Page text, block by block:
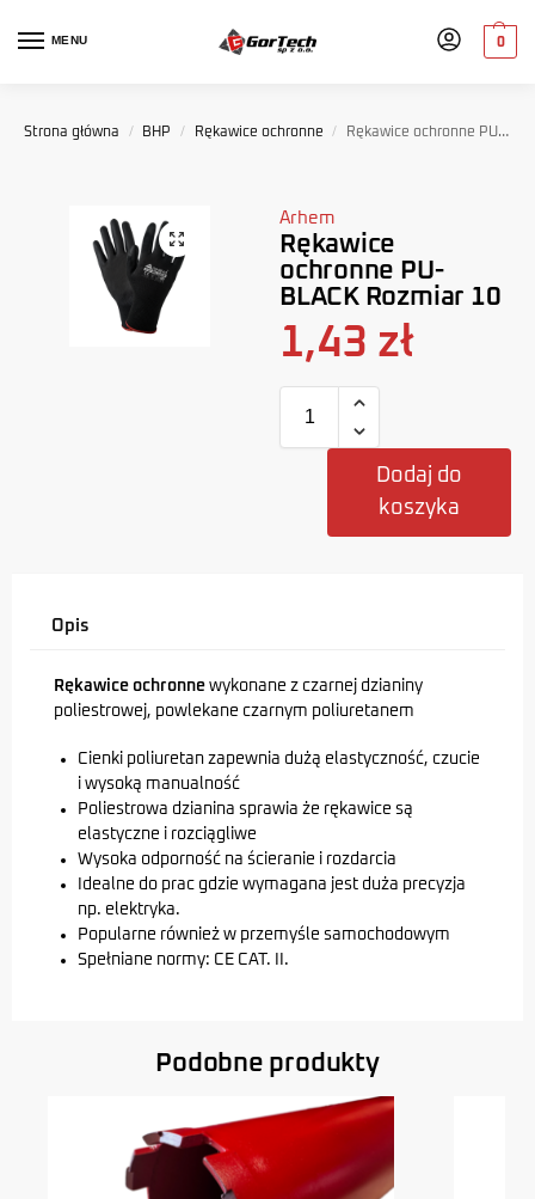
MENU 0
Strona główna / BHP / Rękawice ochronne / Rękawice ochronne PU-BLACK Rozmiar 10
Arhem
Rękawice
ochronne PU-
BLACK Rozmiar 10
1,43 zł
Dodaj do
koszyka
Opis
Rękawice ochronne wykonane z czarnej dzianiny
poliestrowej, powlekane czarnym poliuretanem
Cienki poliuretan zapewnia dużą elastyczność, czucie
i wysoką manualność
Poliestrowa dzianina sprawia że rękawice są
elastyczne i rozciągliwe
Wysoka odporność na ścieranie i rozdarcia
Idealne do prac gdzie wymagana jest duża precyzja
np. elektryka.
Popularne również w przemyśle samochodowym
Spełniane normy: CE CAT. II.
Podobne produkty